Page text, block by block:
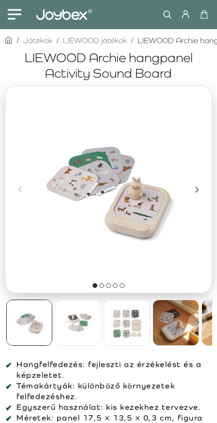
LIEWOOD Archie hangpanel
Activity Sound Board
homeJátékok LIEWOOD játékok LIEWOOD Archie
Hangfelfedezés: fejleszti az érzékelést és a
képzeletet.
Témakártyák: különböző környezetek
felfedezéshez.
Egyszerű használat: kis kezekhez tervezve.
Méretek: panel 17,5 × 13,5 × 0,3 cm, figura